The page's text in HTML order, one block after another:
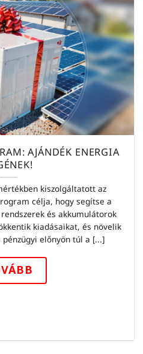
AJÁNDÉK ENERGIA
kiszolgáltatott az
célja, hogy segítse a
és akkumulátorok
kiadásaikat, és növelik
előnyön túl a [...]